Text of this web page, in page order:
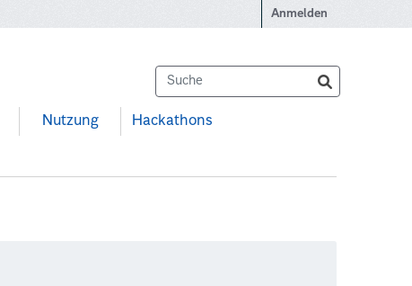
Anmelden
Nutzung Hackathons